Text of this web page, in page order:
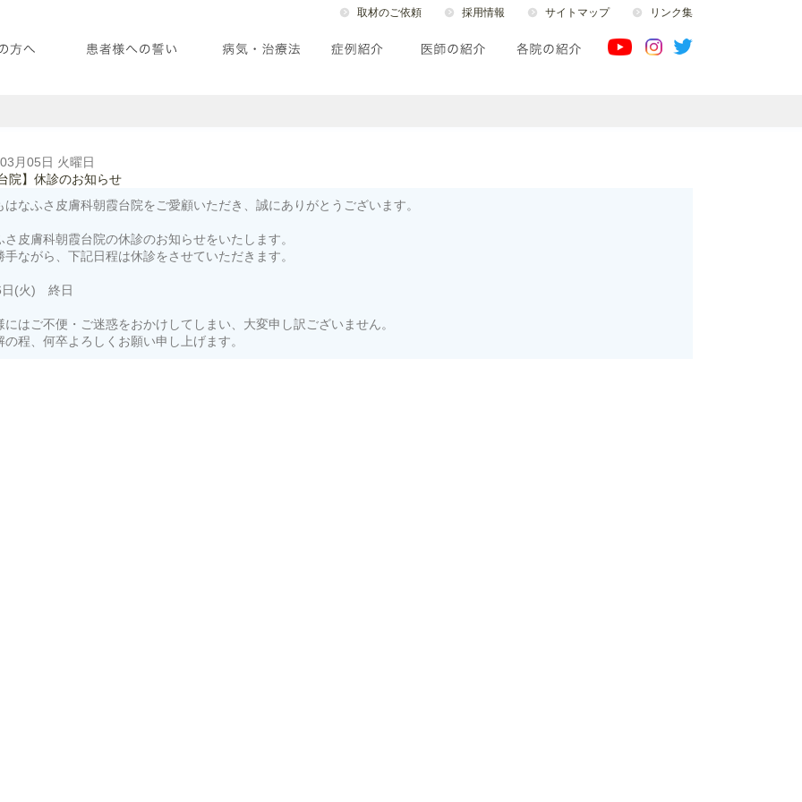
取材のご依頼 採用情報 サイトマップ リンク集
月05日 火曜日
院】休診のお知らせ
はなふさ皮膚科朝霞台院をご愛顧いただき、誠にありがとうございます。
さ皮膚科朝霞台院の休診のお知らせをいたします。
手ながら、下記日程は休診をさせていただきます。
日(火) 終日
にはご不便・ご迷惑をおかけしてしまい、大変申し訳ございません。
の程、何卒よろしくお願い申し上げます。